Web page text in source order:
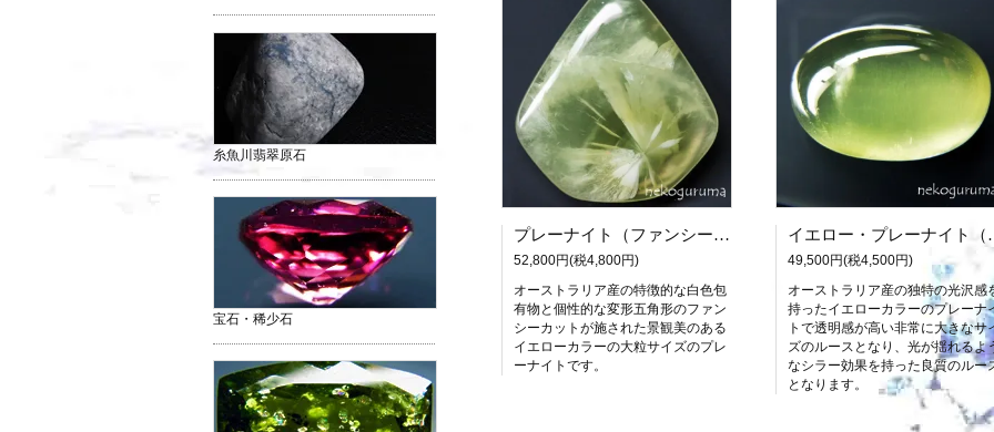
プレーナイト（ファンシーカット）：31.70ct
52,800円(税4,800円)
オーストラリア産の特徴的な白色包
有物と個性的な変形五角形のファン
シーカットが施された景観美のある
イエローカラーの大粒サイズのプレ
ーナイトです。
イエロー
49,500円(税4,500円)
オーストラリア産の独特の光沢感
持ったイエローカラーのプレーナ
トで透明感が高い非常に大きなサ
ズのルースとなり、光が揺れるよ
なシラー効果を持った良質のルー
となります。
糸魚川翡翠原石
宝石・稀少石